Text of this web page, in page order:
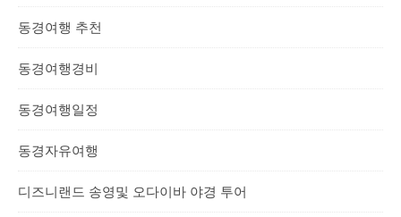
동경여행 추천
동경여행경비
동경여행일정
동경자유여행
디즈니랜드 송영및 오다이바 야경 투어